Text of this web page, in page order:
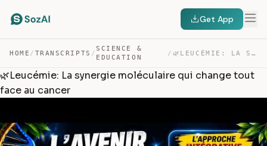
Get App
HOME / TRANSCRIPTS /
SCIENCE &
EDUCATION
/ 🌿LEUCÉMIE: LA SYNERGIE MOLÉCULAIRE QUI CHANGE TOUT FACE… — TRANSCRIPT
🌿Leucémie: La synergie moléculaire qui change tout
face au cancer